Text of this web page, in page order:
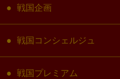
戦国企画
戦国コンシェルジュ
戦国プレミアム